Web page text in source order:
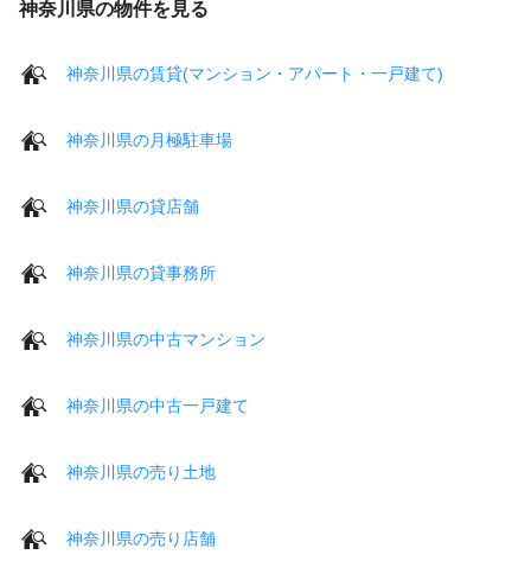
神奈川県の物件を見る
神奈川県の賃貸(マンション・アパート・一戸建て)
神奈川県の月極駐車場
神奈川県の貸店舗
神奈川県の貸事務所
神奈川県の中古マンション
神奈川県の中古一戸建て
神奈川県の売り土地
神奈川県の売り店舗